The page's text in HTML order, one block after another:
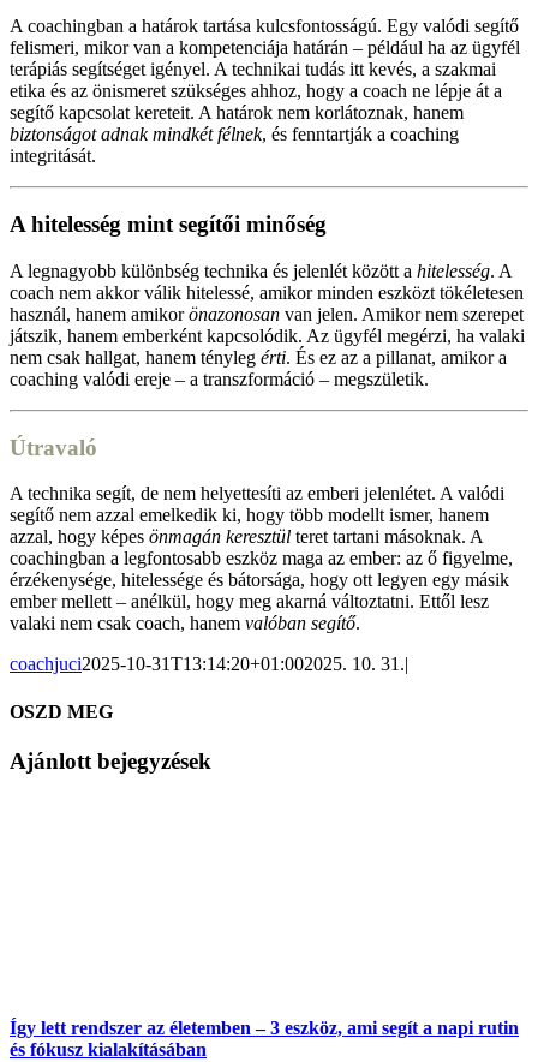
A coachingban a határok tartása kulcsfontosságú. Egy valódi segítő
felismeri, mikor van a kompetenciája határán – például ha az ügyfél
terápiás segítséget igényel. A technikai tudás itt kevés, a szakmai
etika és az önismeret szükséges ahhoz, hogy a coach ne lépje át a
segítő kapcsolat kereteit. A határok nem korlátoznak, hanem
biztonságot adnak mindkét félnek, és fenntartják a coaching
integritását.
A hitelesség mint segítői minőség
A legnagyobb különbség technika és jelenlét között a hitelesség. A
coach nem akkor válik hitelessé, amikor minden eszközt tökéletesen
használ, hanem amikorönazonosan van jelen. Amikor nem szerepet
játszik, hanem emberként kapcsolódik. Az ügyfél megérzi, ha valaki
nem csak hallgat, hanem tényleg érti. És ez az a pillanat, amikor a
coaching valódi ereje – a transzformáció – megszületik.
Útravaló
A technika segít, de nem helyettesíti az emberi jelenlétet. A valódi
segítő nem azzal emelkedik ki, hogy több modellt ismer, hanem
azzal, hogy képes önmagán keresztül teret tartani másoknak. A
coachingban a legfontosabb eszköz maga az ember: az ő figyelme,
érzékenysége, hitelessége és bátorsága, hogy ott legyen egy másik
ember mellett – anélkül, hogy meg akarná változtatni. Ettől lesz
valaki nem csak coach, hanem valóban segítő.
coachjuci2025-10-31T13:14:20+01:002025. 10. 31.|
OSZD MEG
Facebook
X
LinkedIn
Pinterest
Ajánlott bejegyzések
Így lett rendszer az életemben – 3 eszköz, ami segít a napi rutin
és fókusz kialakításában